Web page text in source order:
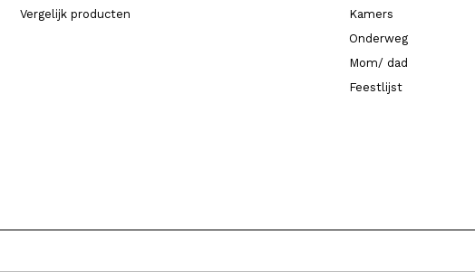
Vergelijk producten
Kamers
Onderweg
Mom/ dad
Feestlijst